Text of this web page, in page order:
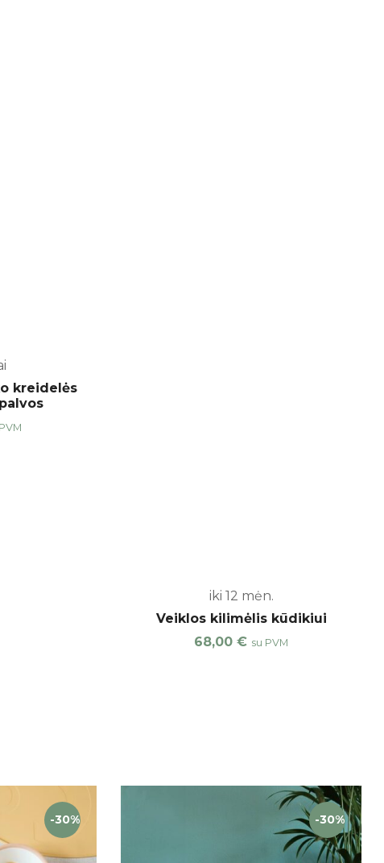
kreidelės
iki 12 mėn.
Veiklos kilimėlis kūdikiui
68,00 € su PVM
-30% -30%